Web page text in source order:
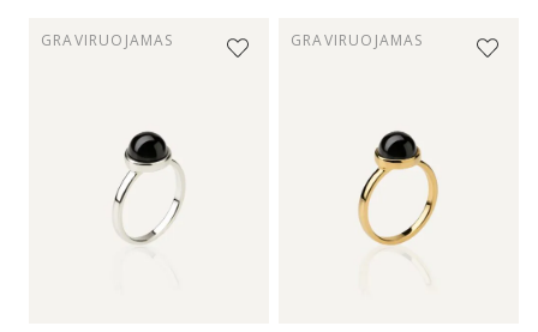
GRAVIRUOJAMAS GRAVIRUOJAMAS